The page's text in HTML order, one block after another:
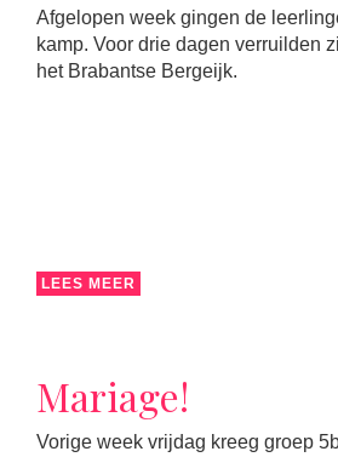
Afgelopen week gingen de
kamp. Voor drie dagen verruilden
het Brabantse Bergeijk.
LEES MEER
Mariage!
Vorige week vrijdag kreeg groep